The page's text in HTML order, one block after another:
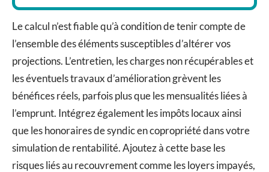
Le calcul n’est fiable qu’à condition de tenir compte de
l’ensemble des éléments susceptibles d’altérer vos
projections. L’entretien, les charges non récupérables et
les éventuels travaux d’amélioration grèvent les
bénéfices réels, parfois plus que les mensualités liées à
l’emprunt. Intégrez également les impôts locaux ainsi
que les honoraires de syndic en copropriété dans votre
simulation de rentabilité. Ajoutez à cette base les
risques liés au recouvrement comme les loyers impayés,